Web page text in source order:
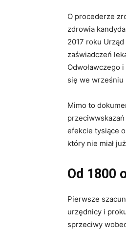
O procederze
zdrowia
2017 roku
zaświadczeń
Odwoławczego
się we wrześniu
Mimo to
efekcie tysiące
który nie miał
Od 1800
Pierwsze
urzędnicy i
sprzeciwy